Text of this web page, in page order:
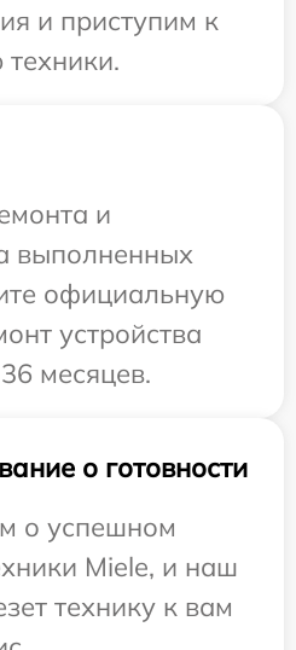
и приступим к
и
выполненных
официальную
устройства
месяцев.
о готовности
о успешном
Miele, и наш
технику к вам